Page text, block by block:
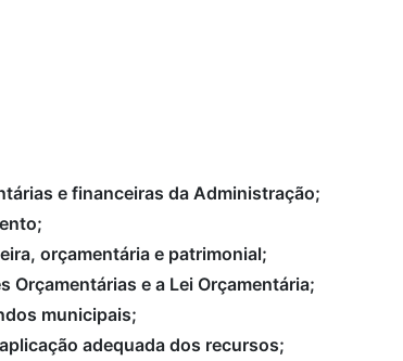
e financeiras da Administração;
orçamentária e patrimonial;
Orçamentárias e a Lei Orçamentária;
municipais;
adequada dos recursos;